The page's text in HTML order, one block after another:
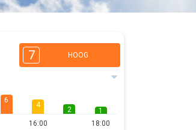
7 HOOG
6
4
16:00
2
1
18:00